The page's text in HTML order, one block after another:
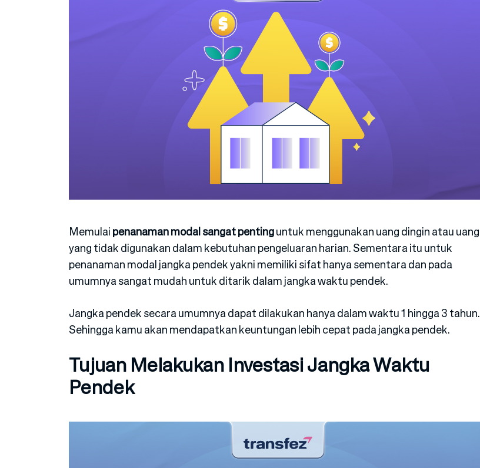
Memulaipenanaman modal sangat pentinguntuk menggunakan uang dingin atau uang
yang tidak digunakan dalam kebutuhan pengeluaran harian. Sementara itu untuk
penanaman modal jangka pendek yakni memiliki sifat hanya sementara dan pada
umumnya sangat mudah untuk ditarik dalam jangka waktu pendek.
Jangka pendek secara umumnya dapat dilakukan hanya dalam waktu 1 hingga 3 tahun.
Sehingga kamu akan mendapatkan keuntungan lebih cepat pada jangka pendek.
Tujuan Melakukan Investasi Jangka Waktu
Pendek